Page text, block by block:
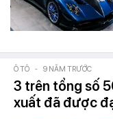
Ô TÔ - 9 NĂM TRƯỚC
3 trên tổng số
xuất đã được